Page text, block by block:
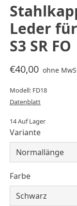
Leder
S3 SR FO
€40,00 ohne
Modell: FD18
Datenblatt
14 Auf Lager
Variante
Farbe